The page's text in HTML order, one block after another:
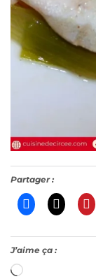
Partager :
J’aime ça :
Chargement…